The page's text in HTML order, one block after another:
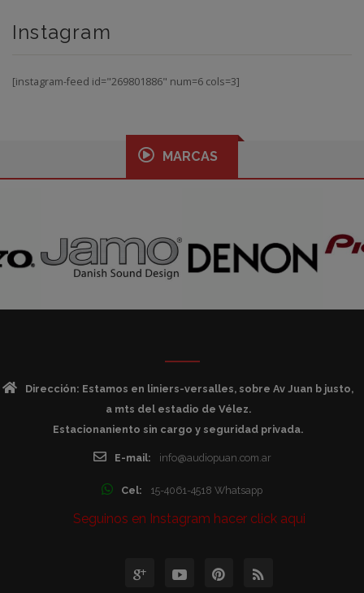
Instagram
[instagram-feed id="269801886" num=6 cols=3]
MARCAS
Dirección: Estamos en liniers-versalles, sobre Av Juan b justo,
a mts del estadio de Vélez.
Estacionaniento sin cargo y seguridad privada.
E-mail: info@audiopuan.com.ar
Cel: 15-4061-4518 Whatsapp
Seguinos en Instagram hacer click aqui